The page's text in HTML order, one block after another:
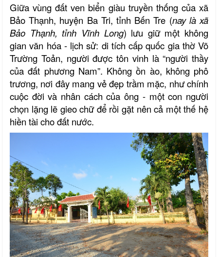
Giữa vùng đất ven biển giàu truyền thống của xã
Bảo Thạnh, huyện Ba Tri, tỉnh Bến Tre (nay là xã
Bảo Thạnh, tỉnh Vĩnh Long) lưu giữ một không
gian văn hóa - lịch sử: di tích cấp quốc gia thờ Võ
Trường Toản, người được tôn vinh là “người thầy
của đất phương Nam”. Không ồn ào, không phô
trương, nơi đây mang vẻ đẹp trầm mặc, như chính
cuộc đời và nhân cách của ông - một con người
chọn lặng lẽ gieo chữ để rồi gặt nên cả một thế hệ
hiền tài cho đất nước.